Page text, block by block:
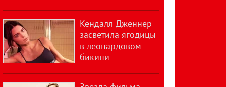
Кендалл Дженнер
засветила ягодицы
в леопардовом
бикини